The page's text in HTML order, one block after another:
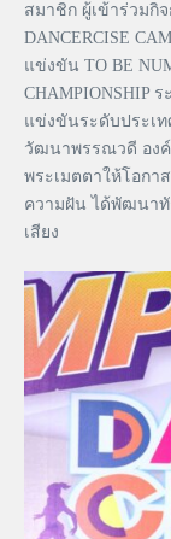
สมาชิก ผู้เข้าร่วมกิจ
DANCERCISE
แข่งขัน TO BE
CHAMPIONSHIP
แข่งขันระดับประเ
วัฒนาพรรณวดี องค์
พระเมตตาให้โอกา
ความฝัน ได้พัฒนา
เสียง